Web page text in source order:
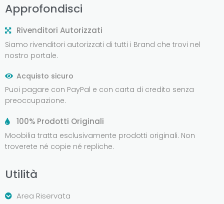
Approfondisci
Rivenditori Autorizzati
Siamo rivenditori autorizzati di tutti i Brand che trovi nel
nostro portale.
Acquisto sicuro
Puoi pagare con PayPal e con carta di credito senza
preoccupazione.
100% Prodotti Originali
Moobilia tratta esclusivamente prodotti originali. Non
troverete né copie né repliche.
Utilità
Area Riservata